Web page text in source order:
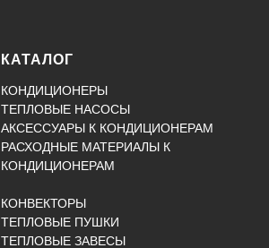
КАТАЛОГ
КОНДИЦИОНЕРЫ
ТЕПЛОВЫЕ НАСОСЫ
АКСЕССУАРЫ К КОНДИЦИОНЕРАМ
РАСХОДНЫЕ МАТЕРИАЛЫ К
КОНДИЦИОНЕРАМ
КОНВЕКТОРЫ
ТЕПЛОВЫЕ ПУШКИ
ТЕПЛОВЫЕ ЗАВЕСЫ